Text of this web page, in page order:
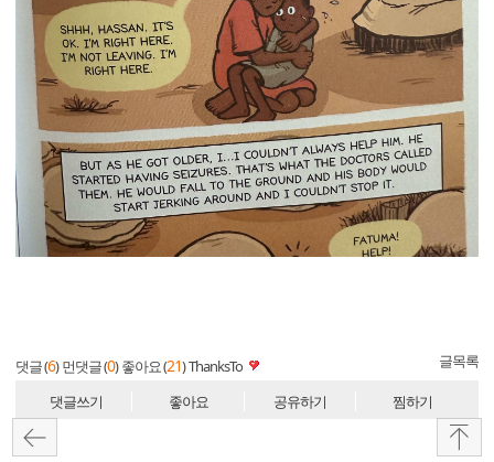
댓글 (6) 먼댓글 (0) 좋아요 (21)ThanksTo 글목록
댓글쓰기 좋아요 공유하기 찜하기